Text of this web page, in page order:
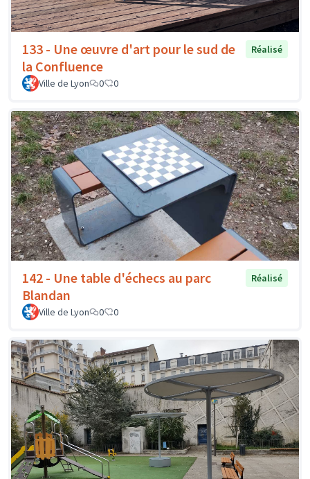
133 - Une œuvre d'art pour le sud de
la Confluence
Réalisé
Ville de Lyon 0 0
142 - Une table d'échecs au parc
Blandan
Réalisé
Ville de Lyon 0 0